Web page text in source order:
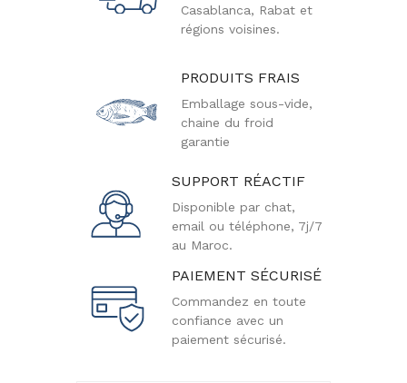
Casablanca, Rabat et
régions voisines.
PRODUITS FRAIS
Emballage sous-vide,
chaine du froid
garantie
SUPPORT RÉACTIF
Disponible par chat,
email ou téléphone, 7j/7
au Maroc.
PAIEMENT SÉCURISÉ
Commandez en toute
confiance avec un
paiement sécurisé.